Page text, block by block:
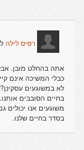
רסיס לילה
אתה בהחלט מובן.
כבלי המשיכה אינם
לא במשוגעים
בחיים הסובבים
משוגעים אנו
בסדר בחיים שלנו.